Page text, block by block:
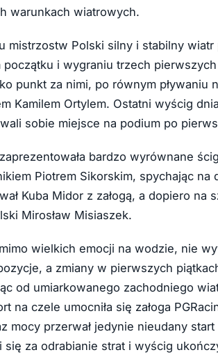
warunkach wiatrowych.
mistrzostw Polski silny i stabilny
i wygraniu trzech
punkt za nimi, po równym pływaniu
Kamilem Ortylem. Ostatni wyścig
sobie miejsce na podium po
bardzo wyrównane
Piotrem Sikorskim, spychając
Kuba Midor z załogą, a dopiero
Mirosław Misiaszek.
wielkich emocji na wodzie, nie
a zmiany w pierwszych
od umiarkowanego zachodniego
na czele umocniła się załoga
mocy przerwał jedynie nieudany
się za odrabianie strat i wyścig